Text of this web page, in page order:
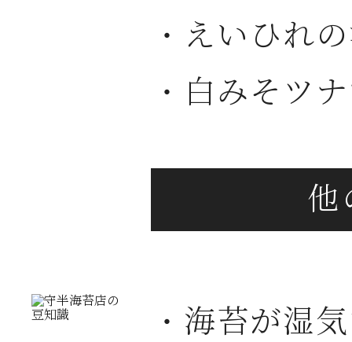
・えいひれ
・白みそツ
・海苔が湿